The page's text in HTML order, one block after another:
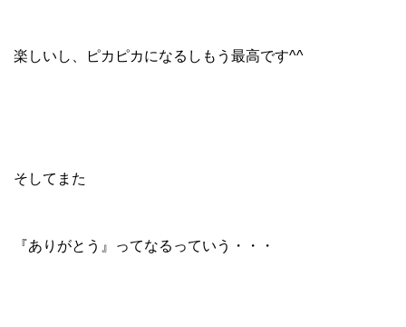
楽しいし、ピカピカになるしもう最高です^^
そしてまた
『ありがとう』ってなるっていう・・・